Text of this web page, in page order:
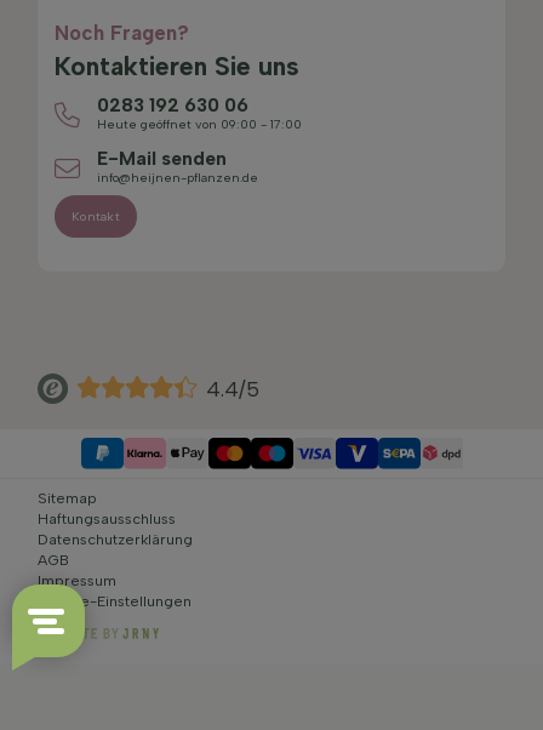
Noch Fragen?
Kontaktieren Sie uns
0283 192 630 06
Heute geöffnet von 09:00 - 17:00
E-Mail senden
info@heijnen-pflanzen.de
Kontakt
4.4/5
Sitemap
Haftungsausschluss
Datenschutzerklärung
AGB
Impressum
Cookie-Einstellungen